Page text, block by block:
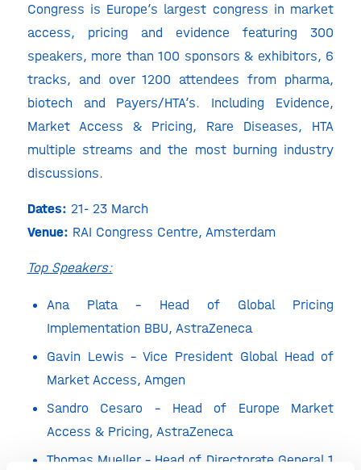
Congress is Europe’s largest congress in market
access, pricing and evidence featuring 300
speakers, more than 100 sponsors & exhibitors, 6
tracks, and over 1200 attendees from pharma,
biotech and Payers/HTA’s. Including Evidence,
Market Access & Pricing, Rare Diseases, HTA
multiple streams and the most burning industry
discussions.
Dates: 21- 23 March
Venue: RAI Congress Centre, Amsterdam
Top Speakers:
Ana Plata – Head of Global Pricing
Implementation BBU, AstraZeneca
Gavin Lewis – Vice President Global Head of
Market Access, Amgen
Sandro Cesaro – Head of Europe Market
Access & Pricing, AstraZeneca
Thomas Mueller – Head of Directorate General 1